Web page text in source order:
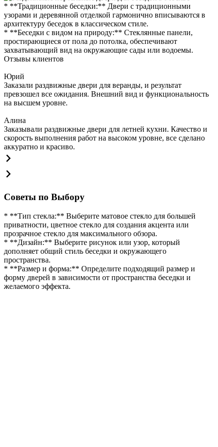
* **Традиционные беседки:** Двери с традиционными
узорами и деревянной отделкой гармонично вписываются в
архитектуру беседок в классическом стиле.
* **Беседки с видом на природу:** Стеклянные панели,
простирающиеся от пола до потолка, обеспечивают
захватывающий вид на окружающие сады или водоемы.
Отзывы клиентов
Юрий
Заказали раздвижные двери для веранды, и результат
превзошел все ожидания. Внешний вид и функциональность
на высшем уровне.
Алина
Заказывали раздвижные двери для летней кухни. Качество и
скорость выполнения работ на высоком уровне, все сделано
аккуратно и красиво.
Советы по Выбору
* **Тип стекла:** Выберите матовое стекло для большей
приватности, цветное стекло для создания акцента или
прозрачное стекло для максимального обзора.
* **Дизайн:** Выберите рисунок или узор, который
дополняет общий стиль беседки и окружающего
пространства.
* **Размер и форма:** Определите подходящий размер и
форму дверей в зависимости от пространства беседки и
желаемого эффекта.